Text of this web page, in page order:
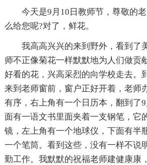
今天是9月10日教师节，尊敬的老
么给您呢?对了，鲜花。
我高高兴兴的来到野外，看到了
师不正像菊花一样默默地为人们做贡
好看的花，兴高采烈的向学校走去。
来到老师窗前，窗户正好开着，老师
有序，右上角有一个日历本，翻到了
面有一语文书里面夹着一支钢笔，它
镜，左上角有一个地球仪，下面有半
一个笔筒。看到这些，没有一样不说
勤工作。我默默的祝福老师建健康康